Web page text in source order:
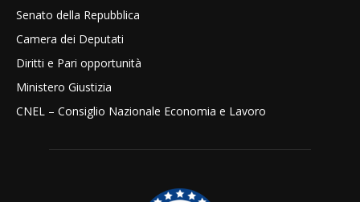
Senato della Repubblica
Camera dei Deputati
Diritti e Pari opportunità
Ministero Giustizia
CNEL – Consiglio Nazionale Economia e Lavoro